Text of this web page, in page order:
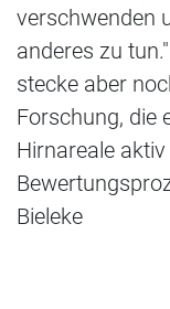
verschwenden
anderes zu
stecke aber
Forschung, die
Hirnareale
Bieleke